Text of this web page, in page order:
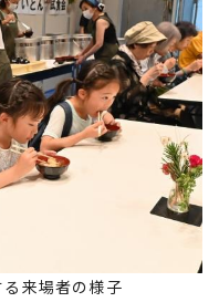
来場者の様子